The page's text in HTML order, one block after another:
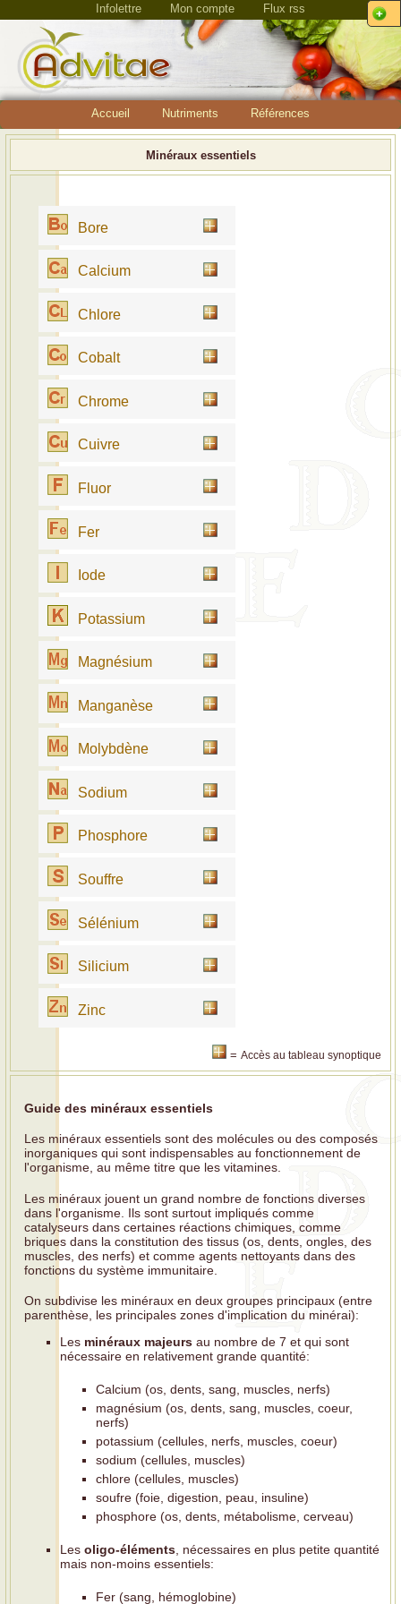
Infolettre Mon compte Flux rss
Accueil Nutriments Références
Minéraux essentiels
Bore
Calcium
Chlore
Cobalt
Chrome
Cuivre
Fluor
Fer
Iode
Potassium
Magnésium
Manganèse
Molybdène
Sodium
Phosphore
Souffre
Sélénium
Silicium
Zinc
= Accès au tableau synoptique
Guide des minéraux essentiels
Les minéraux essentiels sont des molécules ou des composés
inorganiques qui sont indispensables au fonctionnement de
l'organisme, au même titre que les vitamines.
Les minéraux jouent un grand nombre de fonctions diverses
dans l'organisme. Ils sont surtout impliqués comme
catalyseurs dans certaines réactions chimiques, comme
briques dans la constitution des tissus (os, dents, ongles, des
muscles, des nerfs) et comme agents nettoyants dans des
fonctions du système immunitaire.
On subdivise les minéraux en deux groupes principaux (entre
parenthèse, les principales zones d'implication du minérai):
Les minéraux majeurs au nombre de 7 et qui sont
nécessaire en relativement grande quantité:
Calcium (os, dents, sang, muscles, nerfs)
magnésium (os, dents, sang, muscles, coeur,
nerfs)
potassium (cellules, nerfs, muscles, coeur)
sodium (cellules, muscles)
chlore (cellules, muscles)
soufre (foie, digestion, peau, insuline)
phosphore (os, dents, métabolisme, cerveau)
Les oligo-éléments , nécessaires en plus petite quantité
mais non-moins essentiels:
Fer (sang, hémoglobine)